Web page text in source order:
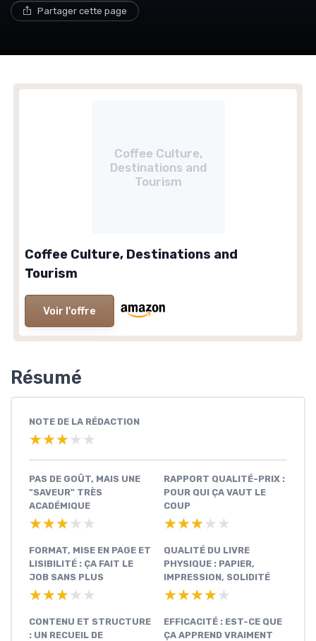
Partager cette page
Coffee Culture,
Destinations and
Tourism
Coffee Culture, Destinations and
Tourism
Voir l'offre
Résumé
NOTE DE LA RÉDACTION
★★★★★
★★★★★
PAS DE GOÛT, MAIS UNE
"SAVEUR" TRÈS
ACADÉMIQUE
★★★★★
★★★★★
RAPPORT QUALITÉ-PRIX :
POUR QUI ÇA VAUT LE
COUP
★★★★★
★★★★★
FORMAT, MISE EN PAGE ET
LISIBILITÉ : ÇA FAIT LE
JOB SANS PLUS
★★★★★
★★★★★
QUALITÉ DU LIVRE
PHYSIQUE : PAPIER,
IMPRESSION, SOLIDITÉ
★★★★★
★★★★★
CONTENU ET STRUCTURE
: UN RECUEIL DE
EFFICACITÉ : EST-CE QUE
ÇA APPREND VRAIMENT